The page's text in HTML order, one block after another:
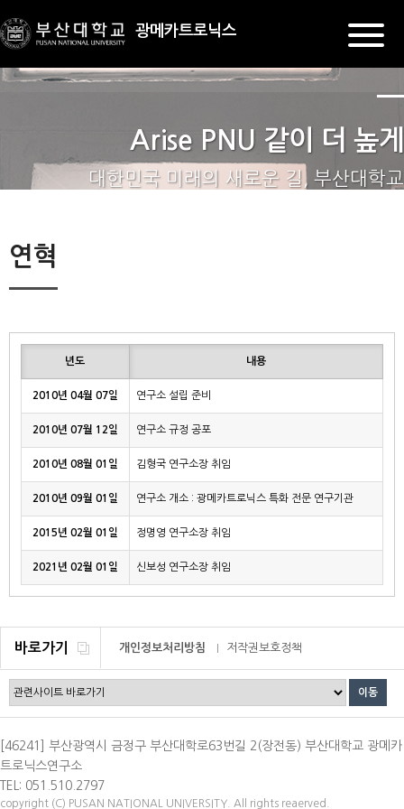
광메카트로닉스
Arise PNU 같이 더 높게
대한민국 미래의 새로운 길, 부산대학교
연혁
년도 내용
2010년 04월 07일 연구소 설립 준비
2010년 07월 12일 연구소 규정 공포
2010년 08월 01일 김형국 연구소장 취임
2010년 09월 01일 연구소 개소 : 광메카트로닉스 특화 전문 연구기관
2015년 02월 01일 정명영 연구소장 취임
2021년 02월 01일 신보성 연구소장 취임
바로가기 개인정보처리방침 저작권보호정책
[46241] 부산광역시 금정구 부산대학로63번길 2(장전동) 부산대학교 광메카
트로닉스연구소
TEL: 051.510.2797
copyright (C) PUSAN NATIONAL UNIVERSITY. All rights reaerved.